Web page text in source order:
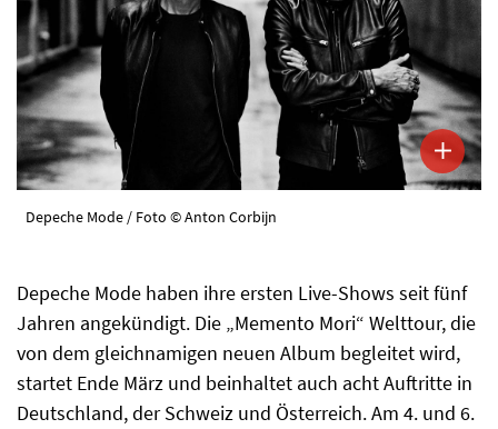
Depeche Mode / Foto © Anton Corbijn
Depeche Mode haben ihre ersten Live-Shows seit fünf
Jahren angekündigt. Die „Memento Mori“ Welttour, die
von dem gleichnamigen neuen Album begleitet wird,
startet Ende März und beinhaltet auch acht Auftritte in
Deutschland, der Schweiz und Österreich. Am 4. und 6.